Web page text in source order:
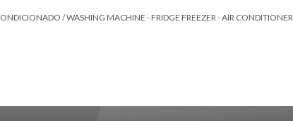
/ WASHING MACHINE - FRIDGE FREEZER - AIR CONDITIONER